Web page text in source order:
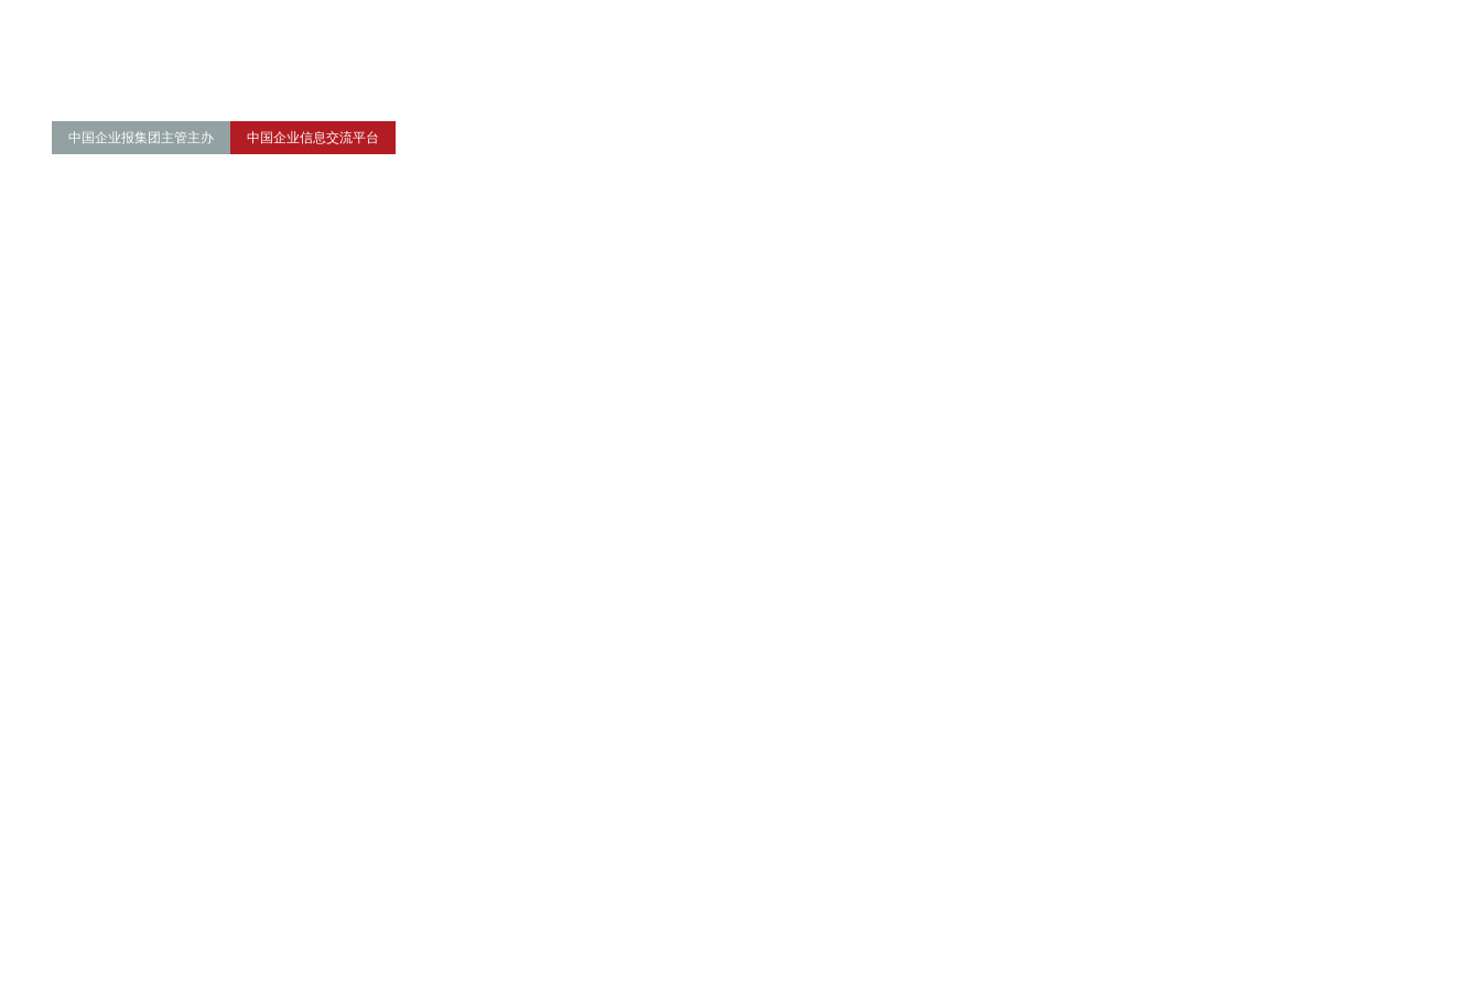
中国企业报集团主管主办 中国企业信息交流平台